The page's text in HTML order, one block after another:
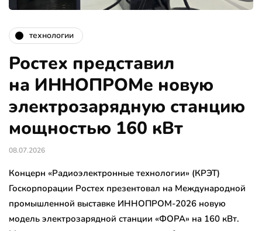
технологии
Ростех представил
на ИННОПРОМе новую
электрозарядную станцию
мощностью 160 кВт
08.07.2026
Концерн «Радиоэлектронные технологии» (КРЭТ)
Госкорпорации Ростех презентовал на Международной
промышленной выставке ИННОПРОМ-2026 новую
модель электрозарядной станции «ФОРА» на 160 кВт.